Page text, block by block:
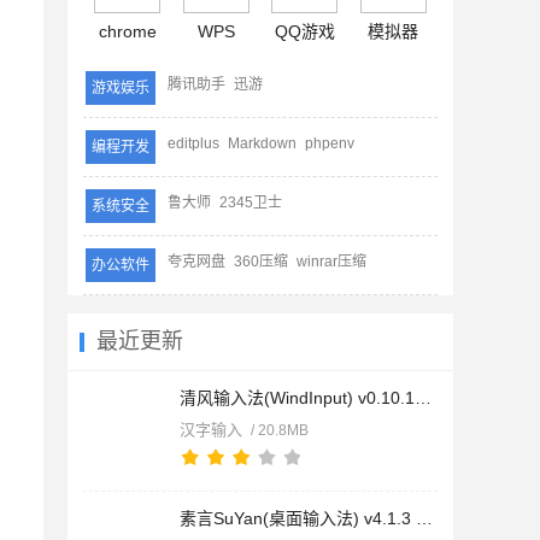
chrome WPS QQ游戏 模拟器
游戏娱乐 腾讯助手 迅游
编程开发 editplus Markdown phpenv
系统安全 鲁大师 2345卫士
办公软件 夸克网盘 360压缩 winrar压缩
最近更新
汉字输入 / 20.8MB